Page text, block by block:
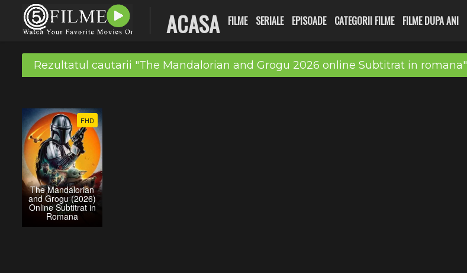
ACASA FILME SERIALE EPISOADE CATEGORII FILME FILME DUPA ANI
Rezultatul cautarii "The Mandalorian and Grogu 2026 online Subtitrat in romana"
FHD
The Mandalorian
and Grogu (2026)
Online Subtitrat in
Romana